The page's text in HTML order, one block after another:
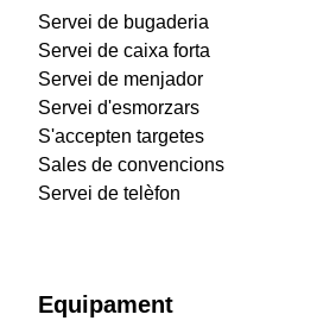
Servei de bugaderia
Servei de caixa forta
Servei de menjador
Servei d'esmorzars
S'accepten targetes
Sales de convencions
Servei de telèfon
Equipament